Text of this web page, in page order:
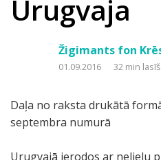
Urugvaja
Žigimants fon
01.09.2016 32 min
Daļa no raksta drukātā
septembra numurā
Urugvajā ierodos ar nelielu